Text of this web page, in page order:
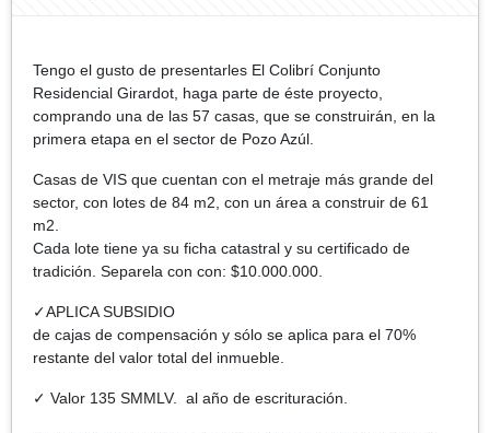
Tengo el gusto de presentarles El Colibrí Conjunto
Residencial Girardot, haga parte de éste proyecto,
comprando una de las 57 casas, que se construirán, en la
primera etapa en el sector de Pozo Azúl.
Casas de VIS que cuentan con el metraje más grande del
sector, con lotes de 84 m2, con un área a construir de 61
m2.
Cada lote tiene ya su ficha catastral y su certificado de
tradición. Separela con con: $10.000.000.
✓APLICA SUBSIDIO
de cajas de compensación y sólo se aplica para el 70%
restante del valor total del inmueble.
✓ Valor 135 SMMLV. al año de escrituración.